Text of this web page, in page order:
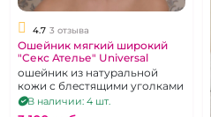
4.7 3 отзыва
Ошейник мягкий широкий
"Секс Ателье" Universal
ошейник из натуральной
кожи с блестящими уголками
В наличии: 4 шт.